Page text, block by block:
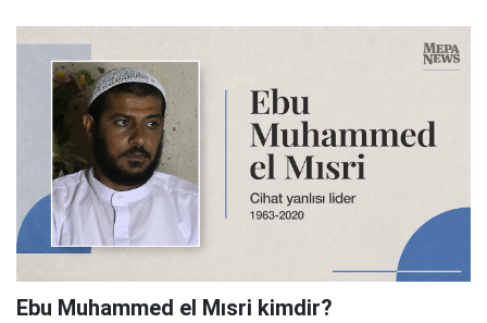
Ebu Muhammed el Mısri kimdir?